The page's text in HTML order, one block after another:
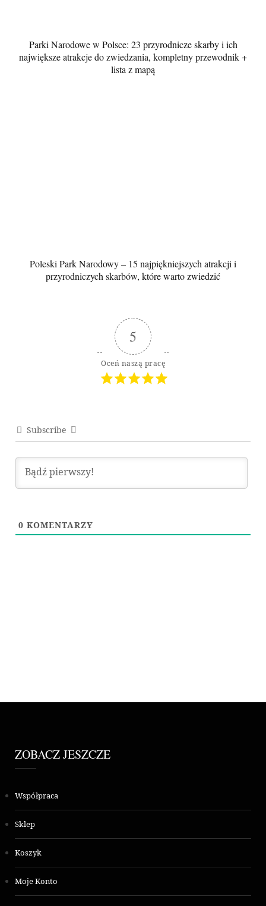
Parki Narodowe w Polsce: 23 przyrodnicze skarby i ich
największe atrakcje do zwiedzania, kompletny przewodnik +
lista z mapą
Poleski Park Narodowy – 15 najpiękniejszych atrakcji i
przyrodniczych skarbów, które warto zwiedzić
5
Oceń naszą pracę
Subscribe
0 KOMENTARZY
ZOBACZ JESZCZE
Współpraca
Sklep
Koszyk
Moje Konto